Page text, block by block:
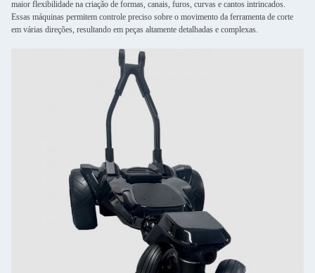
maior flexibilidade na criação de formas, canais, furos, curvas e cantos intrincados.
Essas máquinas permitem controle preciso sobre o movimento da ferramenta de corte
em várias direções, resultando em peças altamente detalhadas e complexas.